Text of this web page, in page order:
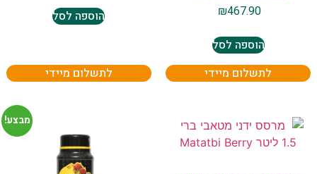
₪467.90
הוספה לסל
לתשלום מיידי
הוספה לסל
לתשלום מיידי
מבצע!